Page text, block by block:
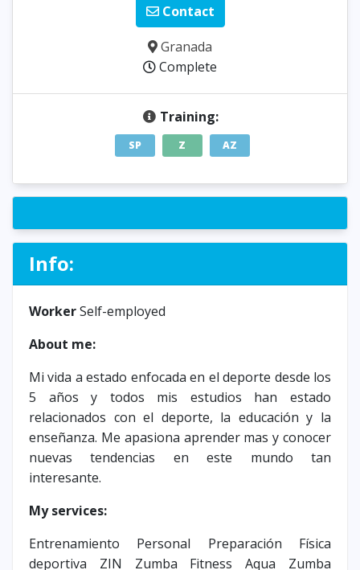
Contact
Granada
Complete
Training:
SP Z AZ
Info:
WorkerSelf-employed
About me:
Mi vida a estado enfocada en el deporte desde los
5 años y todos mis estudios han estado
relacionados con el deporte, la educación y la
enseñanza. Me apasiona aprender mas y conocer
nuevas tendencias en este mundo tan
interesante.
My services:
Entrenamiento Personal Preparación Física
deportiva ZIN Zumba Fitness Aqua Zumba